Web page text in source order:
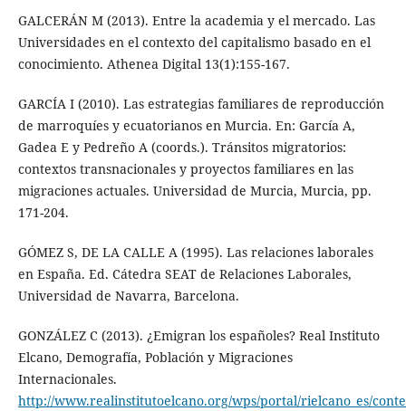
GALCERÁN M (2013). Entre la academia y el mercado. Las
Universidades en el contexto del capitalismo basado en el
conocimiento. Athenea Digital 13(1):155-167.
GARCÍA I (2010). Las estrategias familiares de reproducción
de marroquíes y ecuatorianos en Murcia. En: García A,
Gadea E y Pedreño A (coords.). Tránsitos migratorios:
contextos transnacionales y proyectos familiares en las
migraciones actuales. Universidad de Murcia, Murcia, pp.
171-204.
GÓMEZ S, DE LA CALLE A (1995). Las relaciones laborales
en España. Ed. Cátedra SEAT de Relaciones Laborales,
Universidad de Navarra, Barcelona.
GONZÁLEZ C (2013). ¿Emigran los españoles? Real Instituto
Elcano, Demografía, Población y Migraciones
Internacionales.
http://www.realinstitutoelcano.org/wps/portal/rielcano_es/